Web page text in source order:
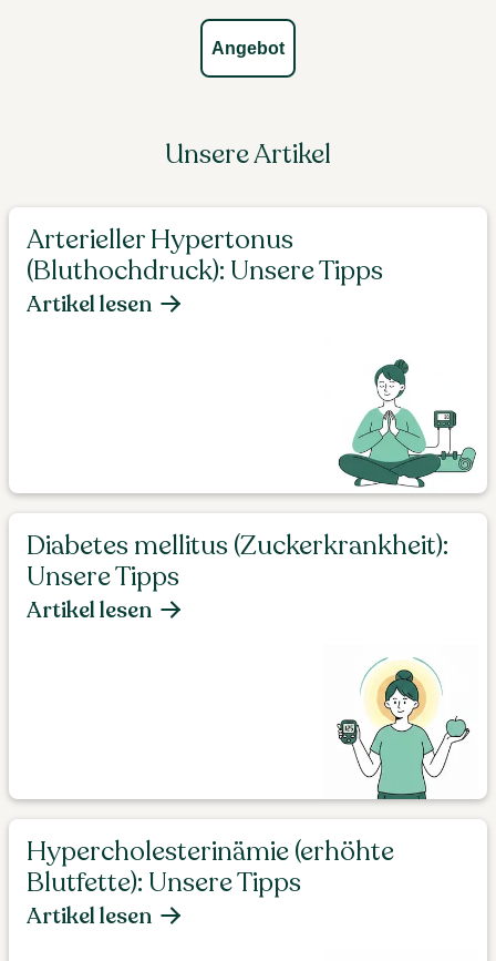
Angebot
Unsere Artikel
Arterieller Hypertonus
(Bluthochdruck): Unsere Tipps
Artikel lesen
Diabetes mellitus (Zuckerkrankheit):
Unsere Tipps
Artikel lesen
Hypercholesterinämie (erhöhte
Blutfette): Unsere Tipps
Artikel lesen